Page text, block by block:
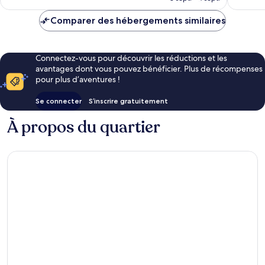
de
Comparer des hébergements similaires
Connectez-vous pour découvrir les réductions et les
avantages dont vous pouvez bénéficier. Plus de récompenses
pour plus d’aventures !
Se connecter S’inscrire gratuitement
À propos du quartier